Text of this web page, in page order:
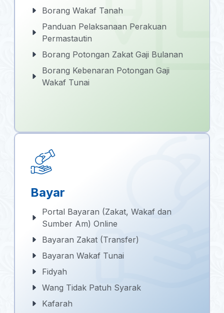
Borang Wakaf Tanah
Panduan Pelaksanaan Perakuan
Permastautin
Borang Potongan Zakat Gaji Bulanan
Borang Kebenaran Potongan Gaji
Wakaf Tunai
Bayar
Portal Bayaran (Zakat, Wakaf dan
Sumber Am) Online
Bayaran Zakat (Transfer)
Bayaran Wakaf Tunai
Fidyah
Wang Tidak Patuh Syarak
Kafarah